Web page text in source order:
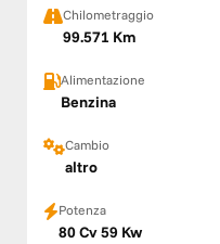
Chilometraggio
99.571 Km
Alimentazione
Benzina
Cambio
altro
Potenza
80 Cv 59 Kw